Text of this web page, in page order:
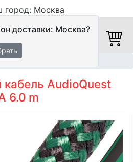
город: Москва
доставки: Москва?
AudioQuest
6.0 m